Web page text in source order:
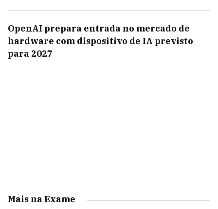
OpenAI prepara entrada no mercado de
hardware com dispositivo de IA previsto
para 2027
Mais na Exame